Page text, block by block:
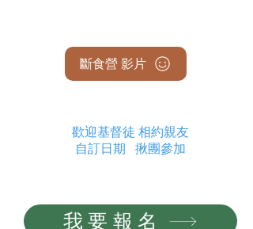
斷食營 影片
歡迎基督徒 相約親友​
自訂日期 揪團參加
我要報名